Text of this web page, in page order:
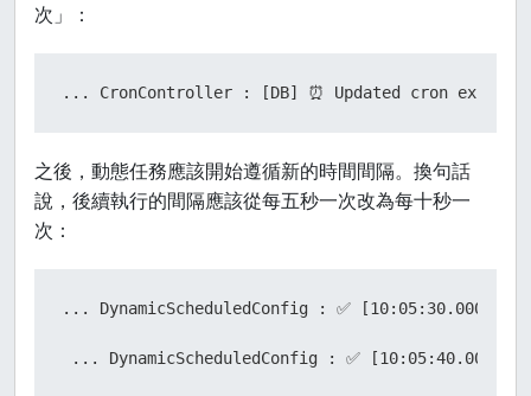
次」：
... CronController : [DB] ⏰ Updated cron
之後，動態任務應該開始遵循新的時間間隔。換句話
說，後續執行的間隔應該從每五秒一次改為每十秒一
次：
... DynamicScheduledConfig : ✅ [10:05:30.000]
... DynamicScheduledConfig : ✅ [10:05:40.002]